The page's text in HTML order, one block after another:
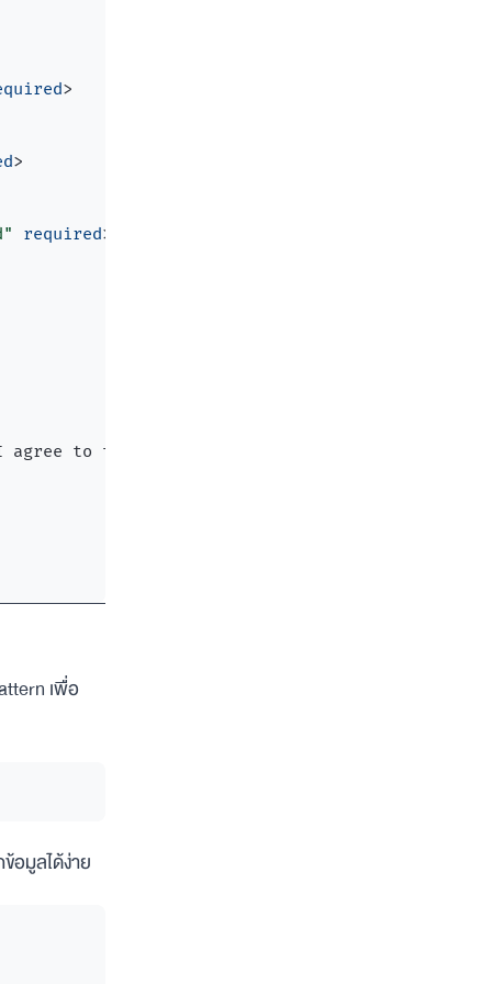
>
>
required>
agree to the terms and conditions
เพื่อ
อมูลได้ง่าย